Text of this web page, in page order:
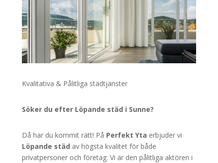
Kvalitativa & Pålitliga städtjänster
Söker du efter Löpande städ i Sunne?
Då har du kommit rätt! På Perfekt Yta erbjuder vi
Löpande städ av högsta kvalitet för både
privatpersoner och företag. Vi är den pålitliga aktören i